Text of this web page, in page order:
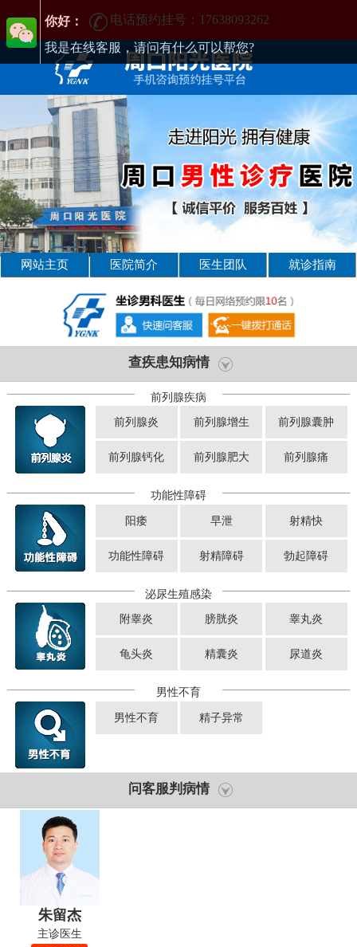
电话预约挂号：17638093262
周口男性疾病哪家医院好-周口2025年男科医院排名-周口男科医院
网站主页 医院简介 医生团队 就诊指南
查疾患知病情
前列腺疾病
前列腺炎 前列腺增生 前列腺囊肿
前列腺钙化 前列腺肥大 前列腺痛
功能性障碍
阳痿 早泄 射精快
功能性障碍 射精障碍 勃起障碍
泌尿生殖感染
附睾炎 膀胱炎 睾丸炎
龟头炎 精囊炎 尿道炎
男性不育
男性不育 精子异常
问客服判病情
朱留杰
主诊医生
你好：
我是在线客服，请问有什么可以帮您?